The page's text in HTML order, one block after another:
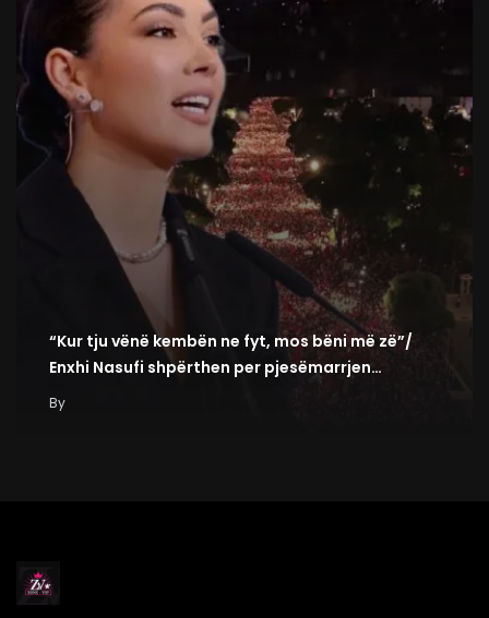
“Kur tju vënë kembën ne fyt, mos bëni më zë”/
Enxhi Nasufi shpërthen per pjesëmarrjen…
By